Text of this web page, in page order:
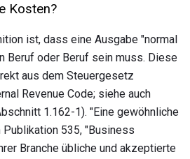
Kosten?
ist, dass eine Ausgabe "normal
Beruf oder Beruf sein muss. Diese
aus dem Steuergesetz
Revenue Code; siehe auch
1.162-1). "Eine gewöhnliche
535, "Business
Branche übliche und akzeptierte